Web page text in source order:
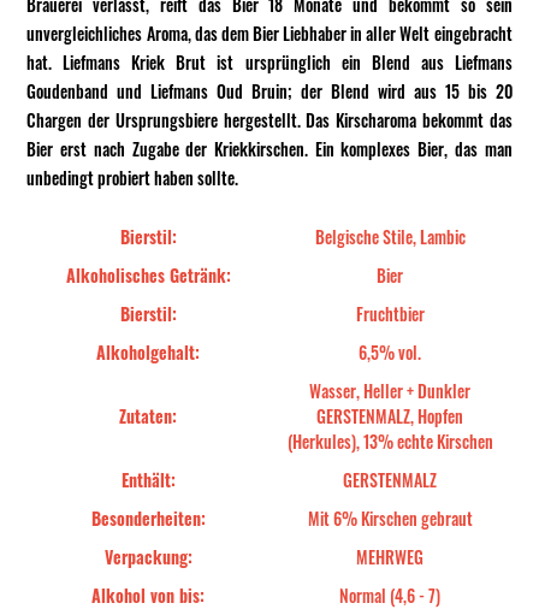
unvergleichliches Aroma, das dem Bier Liebhaber in aller Welt eingebracht
hat. Liefmans Kriek Brut ist ursprünglich ein Blend aus Liefmans
Goudenband und Liefmans Oud Bruin; der Blend wird aus 15 bis 20
Chargen der Ursprungsbiere hergestellt. Das Kirscharoma bekommt das
Bier erst nach Zugabe der Kriekkirschen. Ein komplexes Bier, das man
unbedingt probiert haben sollte.
Bierstil:
Belgische Stile, Lambic
Alkoholisches Getränk:
Bier
Bierstil:
Fruchtbier
Alkoholgehalt:
6,5% vol.
Zutaten:
Wasser, Heller + Dunkler
GERSTENMALZ, Hopfen
(Herkules), 13% echte Kirschen
Enthält:
GERSTENMALZ
Besonderheiten:
Mit 6% Kirschen gebraut
Verpackung:
MEHRWEG
Alkohol von bis:
Normal (4,6 - 7)